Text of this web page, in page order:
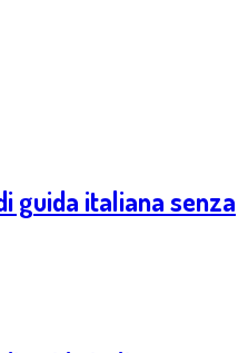
guida italiana senza